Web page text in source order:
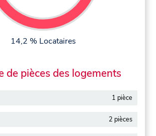
14,2 % Locataires
de pièces des logements
1 pièce
2 pièces